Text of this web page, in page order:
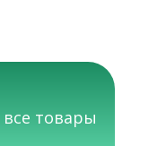
товары